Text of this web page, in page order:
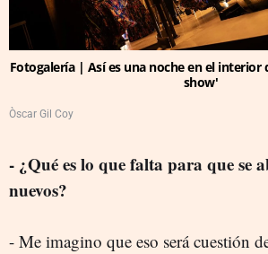
Fotogalería | Así es una noche en el interior
show'
Òscar Gil Coy
- ¿Qué es lo que falta para que se
nuevos?
- Me imagino que eso será cuestión